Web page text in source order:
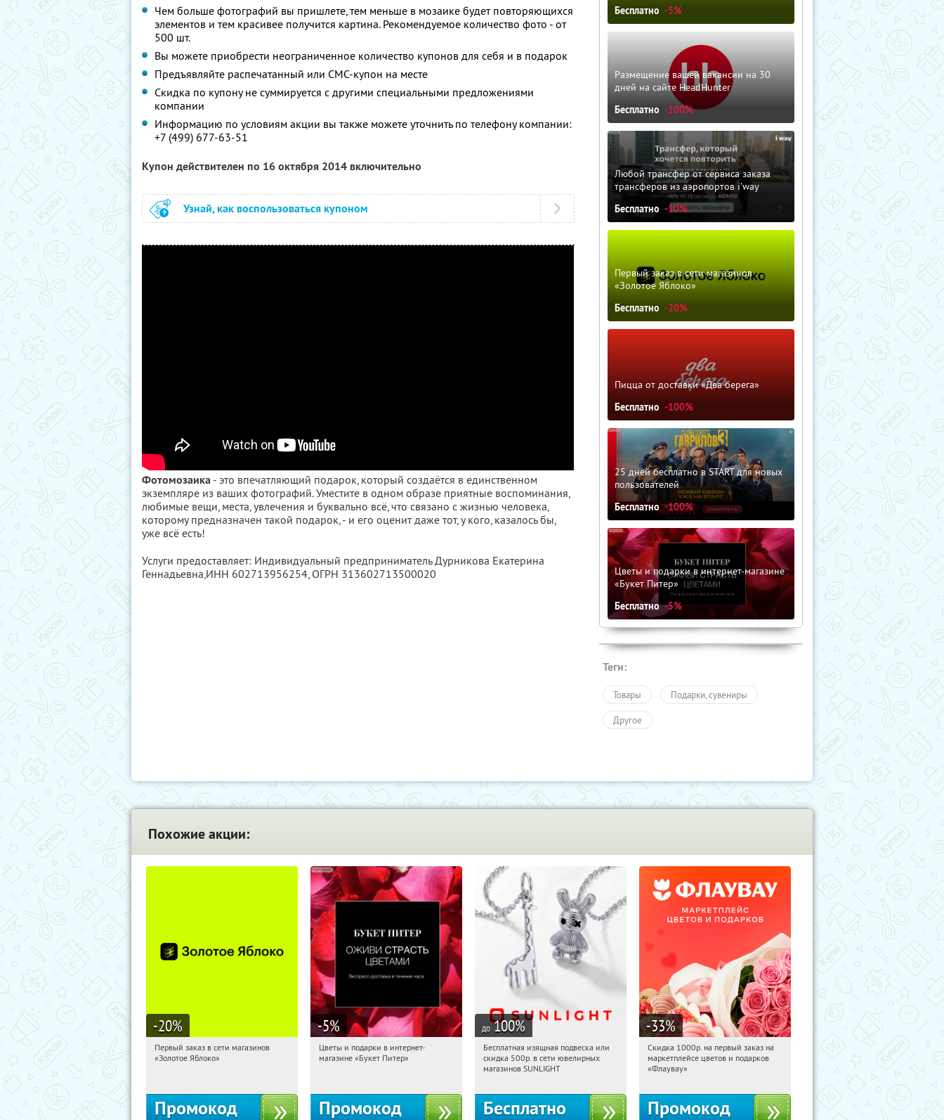
Чем больше фотографий вы пришлете, тем меньше в мозаике будет повторяющихся
элементов и тем красивее получится картина. Рекомендуемое количество фото - от
500 шт.
Вы можете приобрести неограниченное количество купонов для себя и в подарок
Предъявляйте распечатанный или СМС-купон на месте
Скидка по купону не суммируется с другими специальными предложениями
компании
Информацию по условиям акции вы также можете уточнить по телефону компании:
+7 (499) 677-63-51
Купон действителен по 16 октября 2014 включительно
Узнай, как воспользоваться купоном
Фотомозаика - это впечатляющий подарок, который создаётся в единственном
экземпляре из ваших фотографий. Уместите в одном образе приятные воспоминания,
любимые вещи, места, увлечения и буквально всё, что связано с жизнью человека,
которому предназначен такой подарок, - и его оценит даже тот, у кого, казалось бы,
уже всё есть!
Услуги предоставляет: Индивидуальный предприниматель Дурникова Екатерина
Геннадьевна,ИНН 602713956254, ОГРН 313602713500020
Бесплатно -5%
Размещение вашей вакансии на 30
дней на сайте HeadHunter
Бесплатно -100%
Любой трансфер от сервиса заказа
трансферов из аэропортов i'way
Бесплатно -10%
Первый заказ в сети магазинов
«Золотое Яблоко»
Бесплатно -20%
Пицца от доставки «Два берега»
Бесплатно -100%
25 дней бесплатно в START для новых
пользователей
Бесплатно -100%
Цветы и подарки в интернет-магазине
«Букет Питер»
Бесплатно -5%
Теги:
Товары Подарки, сувениры
Другое
Похожие акции:
-20%
07:59:05
Получи первым!
Первый заказ в сети магазинов
«Золотое Яблоко»
Промокод
-5%
07:59:05
Получи первым!
Цветы и подарки в интернет-
магазине «Букет Питер»
Промокод
до 100%
07:59:05 Получили:
Россия
Бесплатная изящная подвеска или
скидка 500р. в сети ювелирных
магазинов SUNLIGHT
Бесплатно
-33%
07:59:05 Получили:
Россия
Скидка 1000р. на первый заказ на
маркетплейсе цветов и подарков
«Флаувау»
Промокод